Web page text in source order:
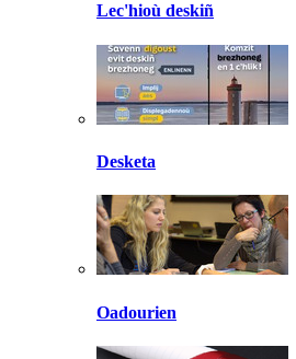
Lec'hioù deskiñ
Desketa
Oadourien